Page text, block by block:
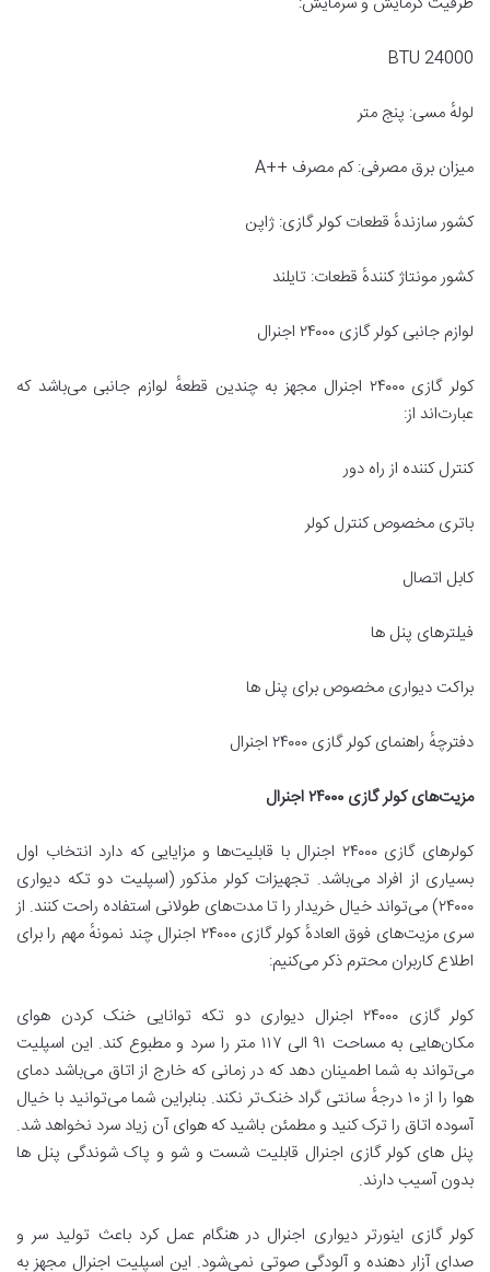
BTU 24000
لولهٔ مسی: پنج متر
میزان برق مصرفی: کم مصرف ++A
کشور سازندهٔ قطعات کولر گازی: ژاپن
کشور مونتاژ کنندهٔ قطعات: تایلند
لوازم جانبی کولر گازی ۲۴۰۰۰ اجنرال
کولر گازی ۲۴۰۰۰ اجنرال مجهز به چندین قطعهٔ لوازم جانبی می‌باشد که
عبارت‌اند از:
کنترل کننده از راه دور
باتری مخصوص کنترل کولر
کابل اتصال
فیلترهای پنل ها
براکت دیواری مخصوص برای پنل ها
دفترچهٔ راهنمای کولر گازی ۲۴۰۰۰ اجنرال
مزیت‌های کولر گازی ۲۴۰۰۰اجنرال
کولرهای گازی ۲۴۰۰۰ اجنرال با قابلیت‌ها و مزایایی که دارد انتخاب اول
بسیاری از افراد می‌باشد. تجهیزات کولر مذکور (اسپلیت دو تکه دیواری
۲۴۰۰۰) می‌تواند خیال خریدار را تا مدت‌های طولانی استفاده راحت کنند. از
سری مزیت‌های فوق العادهٔ کولر گازی ۲۴۰۰۰ اجنرال چند نمونهٔ مهم را برای
اطلاع کاربران محترم ذکر می‌کنیم:
کولر گازی ۲۴۰۰۰ اجنرال دیواری دو تکه توانایی خنک کردن هوای
مکان‌هایی به مساحت ۹۱ الی ۱۱۷ متر را سرد و مطبوع کند. این اسپلیت
می‌تواند به شما اطمینان دهد که در زمانی که خارج از اتاق می‌باشد دمای
هوا را از ۱۰ درجهٔ سانتی گراد خنک‌تر نکند. بنابراین شما می‌توانید با خیال
آسوده اتاق را ترک کنید و مطمئن باشید که هوای آن زیاد سرد نخواهد شد.
پنل های کولر گازی اجنرال قابلیت شست و شو و پاک شوندگی پنل ها
بدون آسیب دارند.
کولر گازی اینورتر دیواری اجنرال در هنگام عمل کرد باعث تولید سر و
صدای آزار دهنده و آلودگی صوتی نمی‌شود. این اسپلیت اجنرال مجهز به